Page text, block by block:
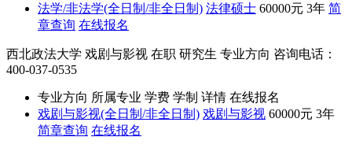
法学/非法学(全日制/非全日制) 法律硕士 60000元 3年 简
章查询 在线报名
西北政法大学 戏剧与影视 在职 研究生 专业方向 咨询电话：
400-037-0535
专业方向 所属专业 学费 学制 详情 在线报名
戏剧与影视(全日制/非全日制) 戏剧与影视 60000元 3年
简章查询 在线报名